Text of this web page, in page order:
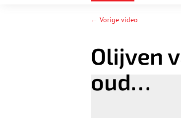
← Vorige video
Olijven
oud…